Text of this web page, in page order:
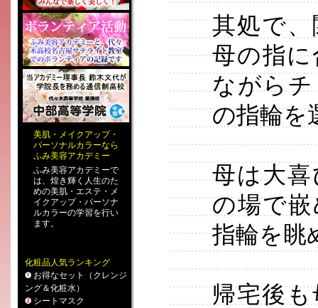
美肌 ・ メイクアップ・
パーソナルカラーなら
ふみ美容アカデミー
ふみ美容アカデミーで
は、煌き輝く人生のた
めの美肌・エステ ・ メ
イクアップ・ パーソナ
ルカラーの学習を行い
ます。
化粧品人気ランキング
お得なセット（クレンジ
ング＆化粧水）
シートマスク
其処で
母の指
ながら
の指輪を
母は大
の場で
指輪を眺
帰宅後